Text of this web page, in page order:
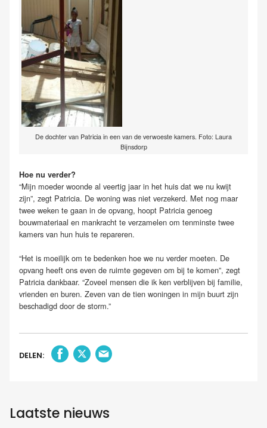
De dochter van Patricia in een van de verwoeste kamers. Foto: Laura
Bijnsdorp
Hoe nu verder?
“Mijn moeder woonde al veertig jaar in het huis dat we nu kwijt
zijn”, zegt Patricia. De woning was niet verzekerd. Met nog maar
twee weken te gaan in de opvang, hoopt Patricia genoeg
bouwmateriaal en mankracht te verzamelen om tenminste twee
kamers van hun huis te repareren.
“Het is moeilijk om te bedenken hoe we nu verder moeten. De
opvang heeft ons even de ruimte gegeven om bij te komen”, zegt
Patricia dankbaar. “Zoveel mensen die ik ken verblijven bij familie,
vrienden en buren. Zeven van de tien woningen in mijn buurt zijn
beschadigd door de storm.”
DELEN:
Laatste nieuws